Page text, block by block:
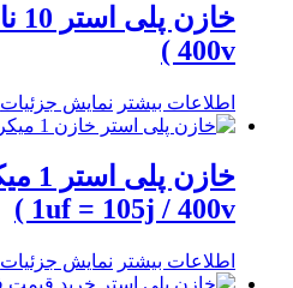
400v )
اطلاعات بیشتر نمایش جزئیات
1uf = 105j / 400v )
اطلاعات بیشتر نمایش جزئیات